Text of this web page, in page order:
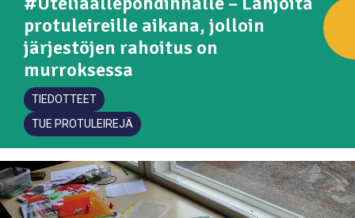
protuleireille aikana, jolloin
järjestöjen rahoitus on
murroksessa
TIEDOTTEET
TUE PROTULEIREJÄ